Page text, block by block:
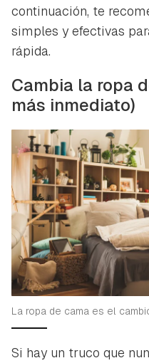
continuación, te
simples y efectivas
rápida.
Cambia la ropa
más inmediato)
La ropa de cama es el
Si hay un truco que